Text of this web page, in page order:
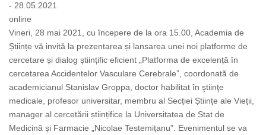
- 28.05.2021
online
Vineri, 28 mai 2021, cu începere de la ora 15.00, Academia de
Științe vă invită la prezentarea și lansarea unei noi platforme de
cercetare și dialog științific eficient „Platforma de excelență în
cercetarea Accidentelor Vasculare Cerebrale”, coordonată de
academicianul Stanislav Groppa, doctor habilitat în ştiinţe
medicale, profesor universitar, membru al Secției Științe ale Vieții,
manager al cercetării științifice la Universitatea de Stat de
Medicină și Farmacie „Nicolae Testemițanu”. Evenimentul se va